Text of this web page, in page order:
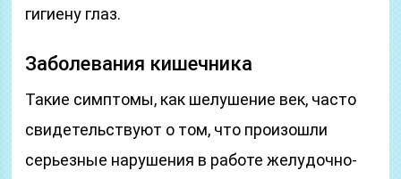
гигиену глаз.
Заболевания кишечника
Такие симптомы, как шелушение век, часто
свидетельствуют о том, что произошли
серьезные нарушения в работе желудочно-